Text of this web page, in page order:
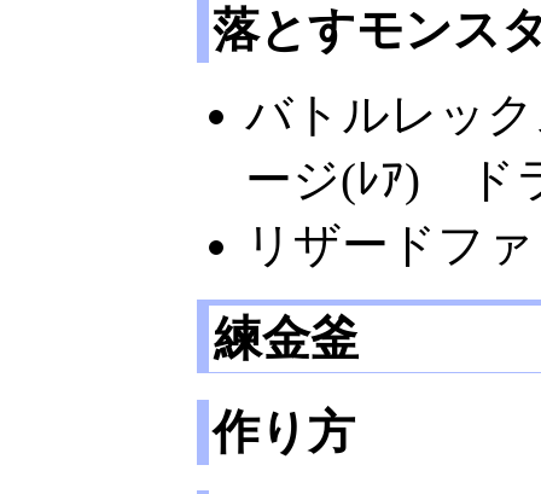
落とすモンス
バトルレッ
ージ(ﾚｱ) ド
リザードフ
練金釜
作り方